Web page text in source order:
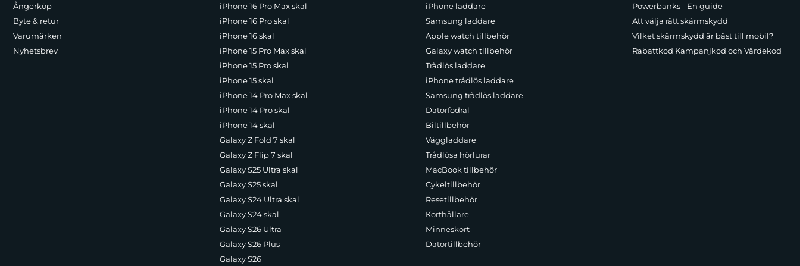
Ångerköp
Byte & retur
Varumärken
Nyhetsbrev
iPhone 16 Pro Max skal
iPhone 16 Pro skal
iPhone 16 skal
iPhone 15 Pro Max skal
iPhone 15 Pro skal
iPhone 15 skal
iPhone 14 Pro Max skal
iPhone 14 Pro skal
iPhone 14 skal
Galaxy Z Fold 7 skal
Galaxy Z Flip 7 skal
Galaxy S25 Ultra skal
Galaxy S25 skal
Galaxy S24 Ultra skal
Galaxy S24 skal
Galaxy S26 Ultra
Galaxy S26 Plus
Galaxy S26
iPhone laddare
Samsung laddare
Apple watch tillbehör
Galaxy watch tillbehör
Trådlös laddare
iPhone trådlös laddare
Samsung trådlös laddare
Datorfodral
Biltillbehör
Väggladdare
Trådlösa hörlurar
MacBook tillbehör
Cykeltillbehör
Resetillbehör
Korthållare
Minneskort
Datortillbehör
Powerbanks - En guide
Att välja rätt skärmskydd
Vilket skärmskydd är bäst till mobil?
Rabattkod Kampanjkod och Värdekod